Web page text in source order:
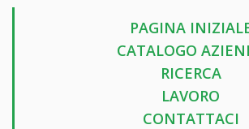
PAGINA
CATALOGO
RICERCA
LAVORO
CONTATTACI